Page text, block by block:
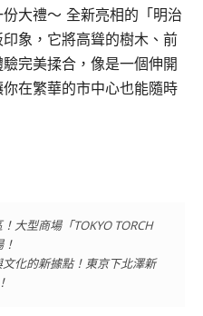
大禮～ 全新亮相的「明治
象，它將高聳的樹木、前
完美揉合，像是一個伸開
在繁華的市中心也能隨時
大型商場「TOKYO TORCH
文化的新據點！東京下北澤新